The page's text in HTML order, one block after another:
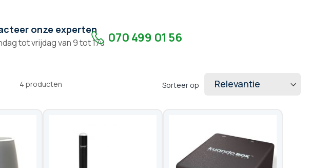
onze experten
tot vrijdag van 9 tot 17u 070 499 01 56
4 producten Sorteer op